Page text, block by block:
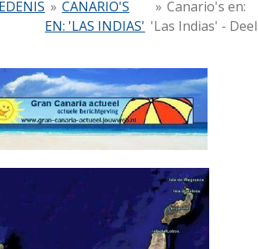
» CANARIO'S
EN: 'LAS INDIAS'
» Canario's en:
'Las Indias' -